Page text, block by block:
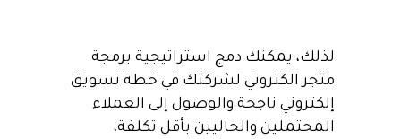
لذلك، يمكنك دمج استراتيجية برمجة
متجر الكتروني لشركتك في خطة تسويق
إلكتروني ناجحة والوصول إلى العملاء
المحتملين والحاليين بأقل تكلفة،